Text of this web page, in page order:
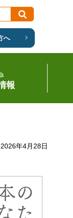
へ
報
年4月28日